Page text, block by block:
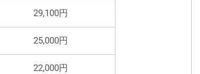
29,100円
25,000円
22,000円